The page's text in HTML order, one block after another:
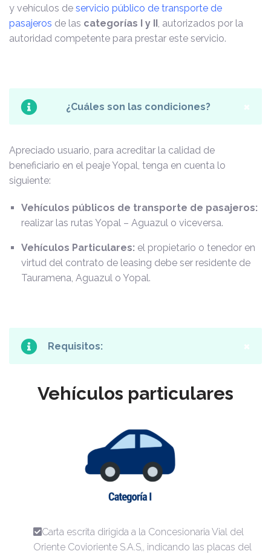
y vehículos de servicio público de transporte de
pasajeros de las categorías I y II , autorizados por la
autoridad competente para prestar este servicio.
¿Cuáles son las condiciones? ×
Apreciado usuario, para acreditar la calidad de
beneficiario en el peaje Yopal, tenga en cuenta lo
siguiente:
Vehículos públicos de transporte de pasajeros:
realizar las rutas Yopal – Aguazul o viceversa.
Vehículos Particulares: el propietario o tenedor en
virtud del contrato de leasing debe ser residente de
Tauramena, Aguazul o Yopal.
Requisitos: ×
Vehículos particulares
Carta escrita dirigida a la Concesionaria Vial del
Oriente Covioriente S.A.S,, indicando las placas del